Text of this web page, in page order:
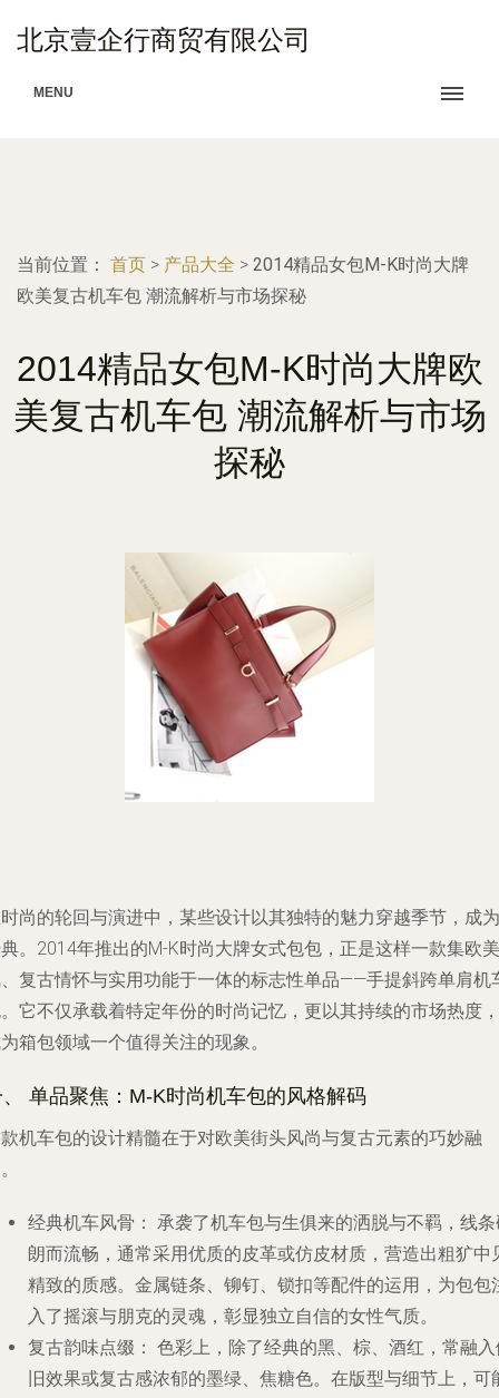
北京壹企行商贸有限公司
MENU
当前位置： 首页 > 产品大全 > 2014精品女包M-K时尚大牌
欧美复古机车包 潮流解析与市场探秘
2014精品女包M-K时尚大牌欧
美复古机车包 潮流解析与市场
探秘
尚的轮回与演进中，某些设计以其独特的魅力穿越季节，成为
。2014年推出的M-K时尚大牌女式包包，正是这样一款集欧美
复古情怀与实用功能于一体的标志性单品——手提斜跨单肩机
它不仅承载着特定年份的时尚记忆，更以其持续的市场热度，
箱包领域一个值得关注的现象。
单品聚焦：M-K时尚机车包的风格解码
机车包的设计精髓在于对欧美街头风尚与复古元素的巧妙融
经典机车风骨： 承袭了机车包与生俱来的洒脱与不羁，线
朗而流畅，通常采用优质的皮革或仿皮材质，营造出粗犷中
精致的质感。金属链条、铆钉、锁扣等配件的运用，为包包
入了摇滚与朋克的灵魂，彰显独立自信的女性气质。
复古韵味点缀： 色彩上，除了经典的黑、棕、酒红，常融
旧效果或复古感浓郁的墨绿、焦糖色。在版型与细节上，可